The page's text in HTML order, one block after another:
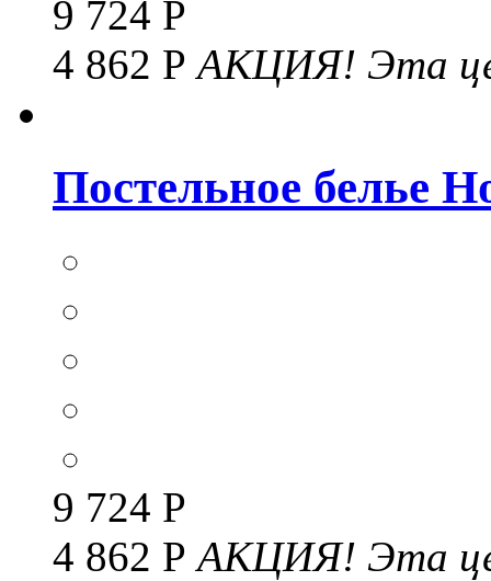
9 724 Р
4 862 РАКЦИЯ! Эта
Постельное белье
9 724 Р
4 862 РАКЦИЯ! Эта